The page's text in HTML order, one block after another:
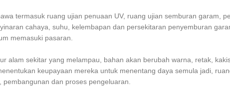
termasuk ruang ujian penuaan UV, ruang ujian semburan garam,
cahaya, suhu, kelembapan dan persekitaran penyemburan
memasuki pasaran.
alam sekitar yang melampau, bahan akan berubah warna, retak,
keupayaan mereka untuk menentang daya semula jadi,
pembangunan dan proses pengeluaran.